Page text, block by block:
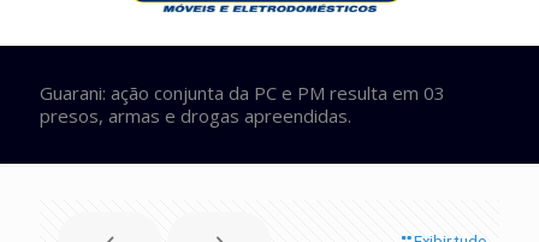
Guarani: ação conjunta da PC e PM resulta em 03
presos, armas e drogas apreendidas.